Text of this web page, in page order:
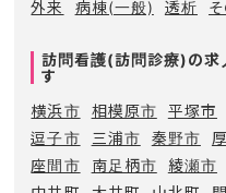
外来
病棟(一般) 透析
訪問看護(訪問診療)の求
す
横浜市
相模原市 平塚市
逗子市
三浦市 秦野市
座間市
南足柄市 綾瀬市